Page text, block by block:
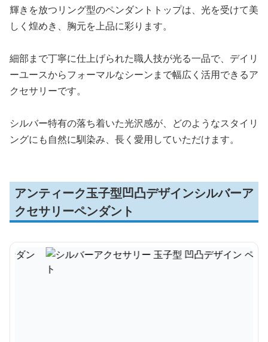
輝きを放つリング型のペンダントトップは、光を受けて美
しく煌めき、胸元を上品に彩ります。
細部まで丁寧に仕上げられた職人技が光る一品で、デイリ
ーユースからフォーマルなシーンまで幅広く活用できるア
クセサリーです。
シルバー特有の落ち着いた光沢感が、どのようなスタイリ
ングにも自然に馴染み、長く愛用していただけます。
アンティーク玉子型凹凸デザインシルバーア
クセサリーペンダント